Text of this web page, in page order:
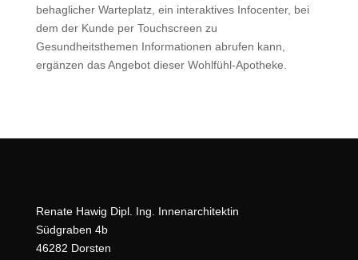
behaglicher Warteplatz, ein interaktives Infocenter, bei
dem der Kunde per Touchscreen zu
Gesundheitsthemen Informationen abrufen kann,
ergänzen das Angebot dieser Wohlfühl-Apotheke.
Renate Hawig Dipl. Ing. Innenarchitektin
Südgraben 4b
46282 Dorsten